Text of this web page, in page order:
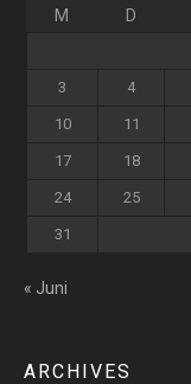
M D
3 4
10 11
17 18
24 25
31
« Juni
ARCHIVES